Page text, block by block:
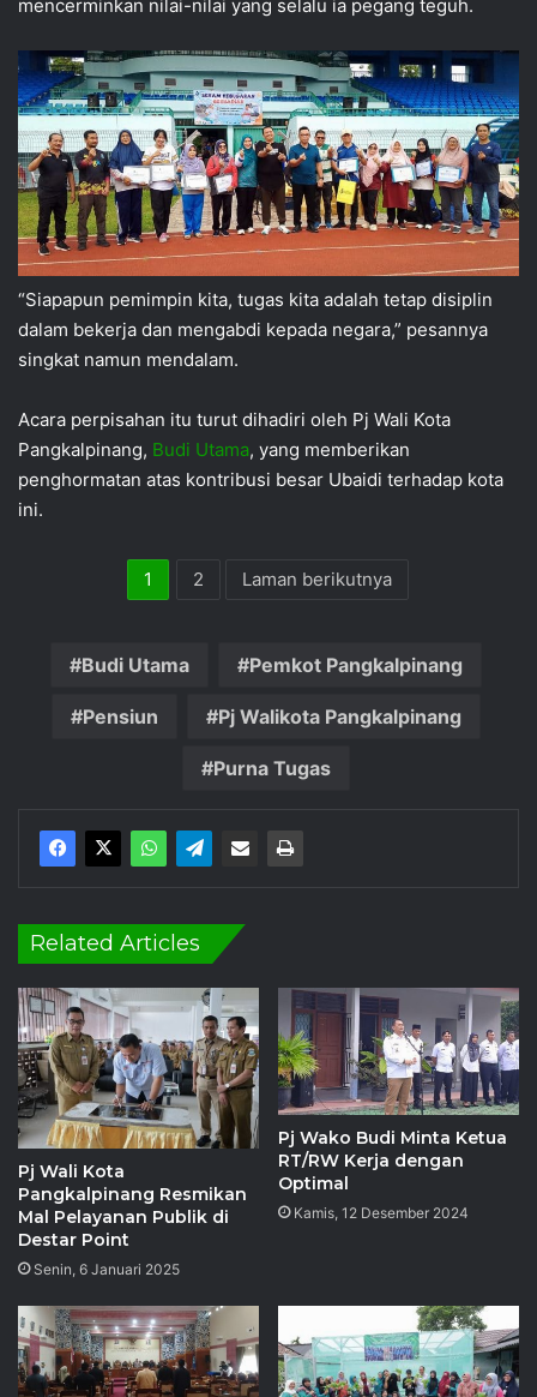
mencerminkan nilai-nilai yang selalu ia pegang teguh.
“Siapapun pemimpin kita, tugas kita adalah tetap disiplin
dalam bekerja dan mengabdi kepada negara,” pesannya
singkat namun mendalam.
Acara perpisahan itu turut dihadiri oleh Pj Wali Kota
Pangkalpinang, Budi Utama, yang memberikan
penghormatan atas kontribusi besar Ubaidi terhadap kota
ini.
1 2 Laman berikutnya
Budi Utama Pemkot Pangkalpinang
Pensiun Pj Walikota Pangkalpinang
Purna Tugas
Related Articles
Pj Wali Kota
Pangkalpinang Resmikan
Mal Pelayanan Publik di
Destar Point
Senin, 6 Januari 2025
Pj Wako Budi Minta Ketua
RT/RW Kerja dengan
Optimal
Kamis, 12 Desember 2024